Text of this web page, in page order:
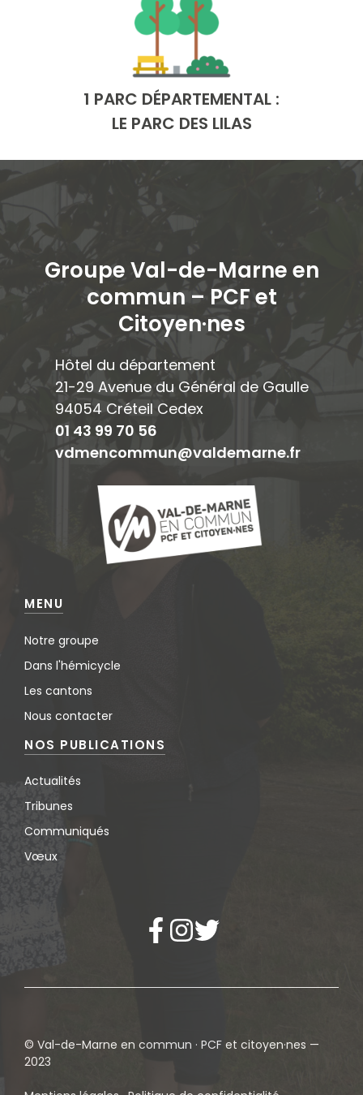
1 PARC DÉPARTEMENTAL :
LE PARC DES LILAS
Groupe Val-de-Marne en
commun – PCF et
Citoyen·nes
Hôtel du département
21-29 Avenue du Général de Gaulle
94054 Créteil Cedex
01 43 99 70 56
vdmencommun@valdemarne.fr
MENU
Notre groupe
Dans l'hémicycle
Les cantons
Nous contacter
NOS PUBLICATIONS
Actualités
Tribunes
Communiqués
Vœux
© Val-de-Marne en commun · PCF et citoyen·nes —
2023